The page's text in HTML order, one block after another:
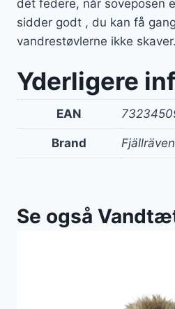
dét federe, når soveposen
sidder godt , du kan få
vandrestøvlerne ikke skaver.
Yderligere
EAN
Brand Fjällräven
Se også